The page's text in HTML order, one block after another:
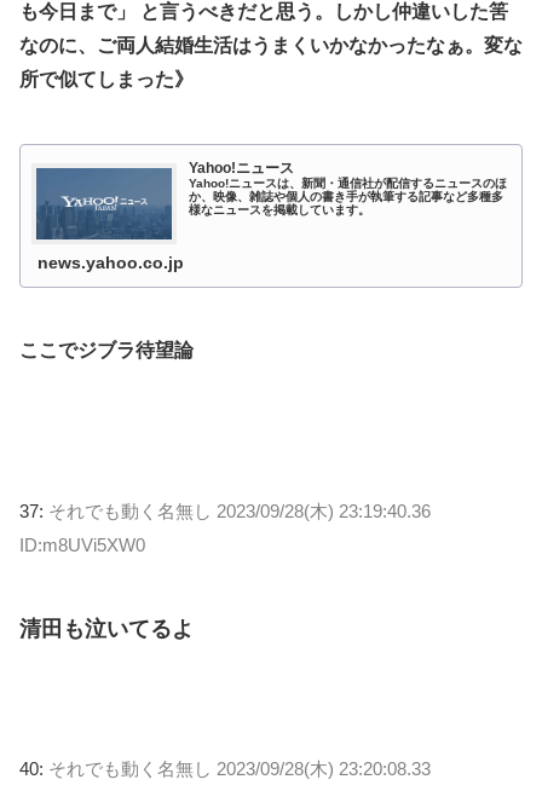
も今日まで」 と言うべきだと思う。しかし仲違いした筈
なのに、ご両人結婚生活はうまくいかなかったなぁ。変な
所で似てしまった》
Yahoo!ニュース
Yahoo!ニュースは、新聞・通信社が配信するニュースのほ
か、映像、雑誌や個人の書き手が執筆する記事など多種多
様なニュースを掲載しています。
news.yahoo.co.jp
ここでジブラ待望論
37: それでも動く名無し 2023/09/28(木) 23:19:40.36
ID:m8UVi5XW0
清田も泣いてるよ
40: それでも動く名無し 2023/09/28(木) 23:20:08.33